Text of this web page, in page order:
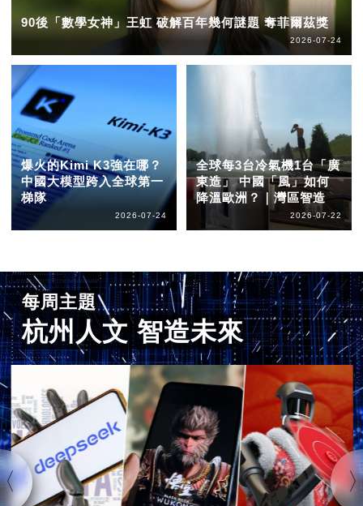
90後「數學女神」王虹 破解百年幾何謎題 奪菲爾茲獎
2026-07-24
爆火的Kimi K3強在哪？
中國大模型跨入全球第一
梯隊
2026-07-24
全球每3台冷氣機1台「廣
東造」 中國「風」如何
降溫歐洲？｜灣區智造
2026-07-22
每周主題
杭州人文 智造未來